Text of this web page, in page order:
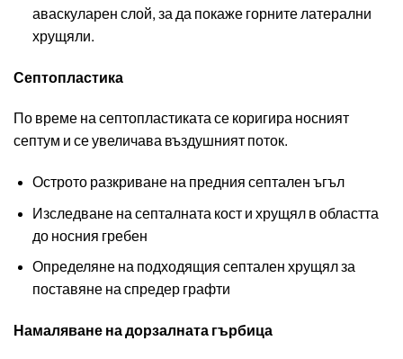
аваскуларен слой, за да покаже горните латерални
хрущяли.
Септопластика
По време на септопластиката се коригира носният
септум и се увеличава въздушният поток.
Острото разкриване на предния септален ъгъл
Изследване на септалната кост и хрущял в областта
до носния гребен
Определяне на подходящия септален хрущял за
поставяне на спредер графти
Намаляване на дорзалната гърбица